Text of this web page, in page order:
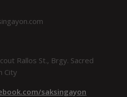
Rallos St., Brgy. Sacred
City
saksingayon